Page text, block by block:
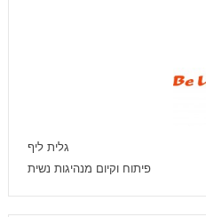
גלית ליף
פיתוח וקיום מנהיגות נשית